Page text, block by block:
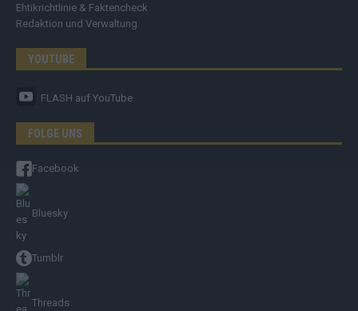
Ehtikrichtlinie & Faktencheck
Redaktion und Verwaltung
YOUTUBE
FLASH auf YouTube
FOLGE UNS
Facebook
Bluesky
Tumblr
Threads